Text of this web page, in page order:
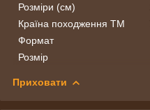
Розміри (см)
Країна походження ТМ
Формат
Розмір
Приховати